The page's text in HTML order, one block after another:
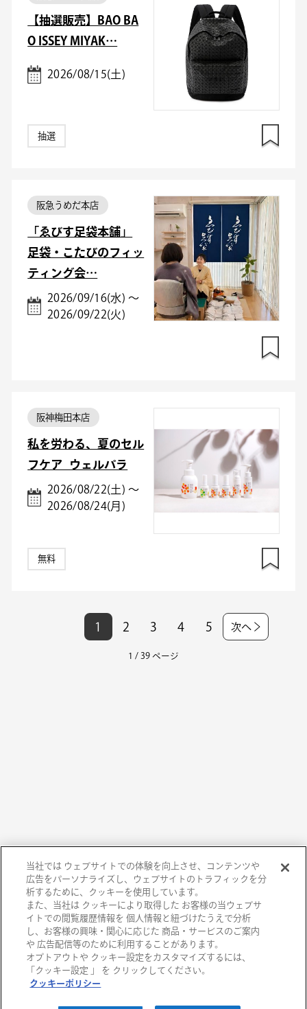
【抽選販売】BAO BA
O ISSEY MIYAK…
2026/08/15(土)
抽選
阪急うめだ本店
「ゑびす足袋本舗」
足袋・こたびのフィッ
ティング会…
2026/09/16(水) ～
2026/09/22(火)
阪神梅田本店
私を労わる、夏のセル
フケア_ウェルパラ
2026/08/22(土) ～
2026/08/24(月)
無料
1 2 3 4 5 次へ
1 / 39 ページ
阪急百貨店
当社では ウェブサイトでの体験を向上させ、コンテンツや
広告をパーソナライズし、ウェブサイトのトラフィックを分
析するために、クッキーを使用しています。
また、当社は クッキーにより取得した お客様の当ウェブサ
イトでの閲覧履歴情報を 個人情報と紐づけたうえで分析
し、お客様の興味・関心に応じた 商品・サービスのご案内
や 広告配信等のために利用することがあります。
オプトアウトや クッキー設定をカスタマイズするには、
「クッキー設定 」 を クリックしてください。
クッキーポリシー